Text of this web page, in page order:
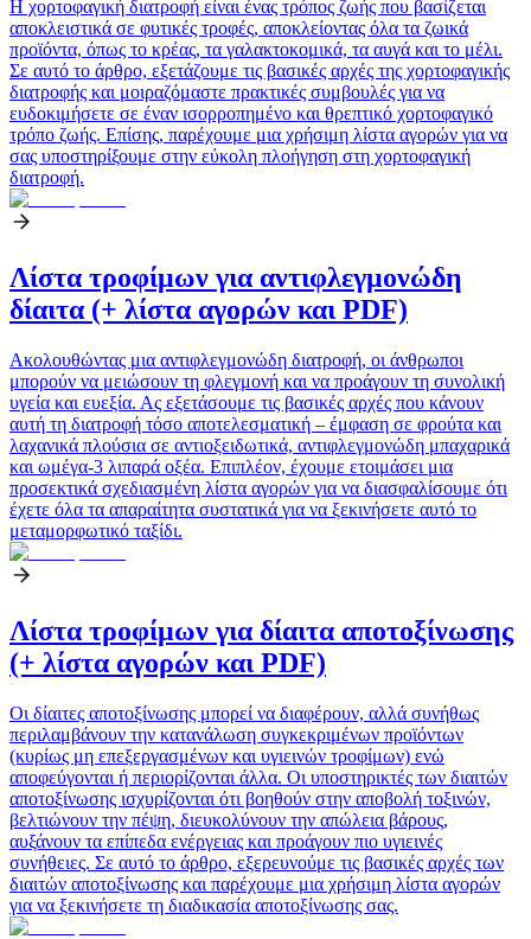
Η χορτοφαγική διατροφή είναι ένας τρόπος ζωής που βασίζεται
αποκλειστικά σε φυτικές τροφές, αποκλείοντας όλα τα ζωικά
προϊόντα, όπως το κρέας, τα γαλακτοκομικά, τα αυγά και το μέλι.
Σε αυτό το άρθρο, εξετάζουμε τις βασικές αρχές της χορτοφαγικής
διατροφής και μοιραζόμαστε πρακτικές συμβουλές για να
ευδοκιμήσετε σε έναν ισορροπημένο και θρεπτικό χορτοφαγικό
τρόπο ζωής. Επίσης, παρέχουμε μια χρήσιμη λίστα αγορών για να
σας υποστηρίξουμε στην εύκολη πλοήγηση στη χορτοφαγική
διατροφή.
Λίστα τροφίμων για αντιφλεγμονώδη
δίαιτα (+ λίστα αγορών και PDF)
Ακολουθώντας μια αντιφλεγμονώδη διατροφή, οι άνθρωποι
μπορούν να μειώσουν τη φλεγμονή και να προάγουν τη συνολική
υγεία και ευεξία. Ας εξετάσουμε τις βασικές αρχές που κάνουν
αυτή τη διατροφή τόσο αποτελεσματική – έμφαση σε φρούτα και
λαχανικά πλούσια σε αντιοξειδωτικά, αντιφλεγμονώδη μπαχαρικά
και ωμέγα-3 λιπαρά οξέα. Επιπλέον, έχουμε ετοιμάσει μια
προσεκτικά σχεδιασμένη λίστα αγορών για να διασφαλίσουμε ότι
έχετε όλα τα απαραίτητα συστατικά για να ξεκινήσετε αυτό το
μεταμορφωτικό ταξίδι.
Λίστα τροφίμων για δίαιτα αποτοξίνωσης
(+ λίστα αγορών και PDF)
Οι δίαιτες αποτοξίνωσης μπορεί να διαφέρουν, αλλά συνήθως
περιλαμβάνουν την κατανάλωση συγκεκριμένων προϊόντων
(κυρίως μη επεξεργασμένων και υγιεινών τροφίμων) ενώ
αποφεύγονται ή περιορίζονται άλλα. Οι υποστηρικτές των διαιτών
αποτοξίνωσης ισχυρίζονται ότι βοηθούν στην αποβολή τοξινών,
βελτιώνουν την πέψη, διευκολύνουν την απώλεια βάρους,
αυξάνουν τα επίπεδα ενέργειας και προάγουν πιο υγιεινές
συνήθειες. Σε αυτό το άρθρο, εξερευνούμε τις βασικές αρχές των
διαιτών αποτοξίνωσης και παρέχουμε μια χρήσιμη λίστα αγορών
για να ξεκινήσετε τη διαδικασία αποτοξίνωσης σας.